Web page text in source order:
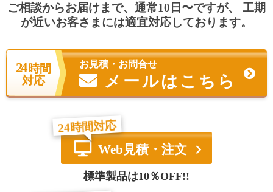
ご相談からお届けまで、通常10日〜ですが、
工期
が近いお客さまには適宜対応しております。
24 時間
対応
お見積・お問合せ
メールはこちら
24時間対応
Web見積・注文
標準製品は10％OFF!!